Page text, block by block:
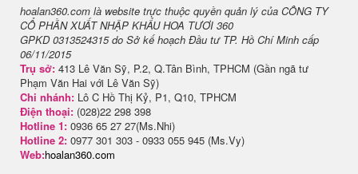
hoalan360.com là website trực thuộc quyền quản lý của CÔNG TY
CỔ PHẦN XUẤT NHẬP KHẨU HOA TƯƠI 360
GPKD 0313524315 do Sở kế hoạch Đầu tư TP. Hồ Chí Minh cấp
06/11/2015
Trụ sở: 413 Lê Văn Sỹ, P.2, Q.Tân Bình, TPHCM (Gần ngã tư
Phạm Văn Hai với Lê Văn Sỹ)
Chi nhánh: Lô C Hồ Thị Kỷ, P1, Q10, TPHCM
Điện thoại: (028)22 298 398
Hotline 1: 0936 65 27 27(Ms.Nhi)
Hotline 2: 0977 301 303 - 0933 055 945 (Ms.Vy)
Web:hoalan360.com